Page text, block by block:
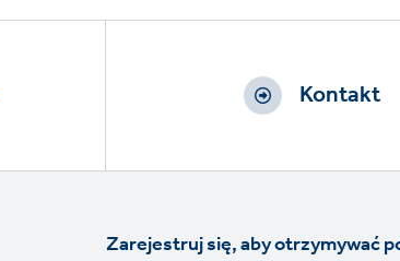
Kontakt
Zarejestruj się, aby otrzymywać